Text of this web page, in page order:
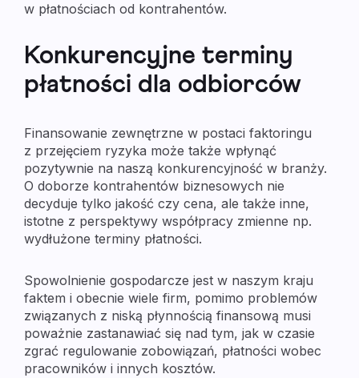
w płatnościach od kontrahentów.
Konkurencyjne terminy
płatności dla odbiorców
Finansowanie zewnętrzne w postaci faktoringu
z przejęciem ryzyka może także wpłynąć
pozytywnie na naszą konkurencyjność w branży.
O doborze kontrahentów biznesowych nie
decyduje tylko jakość czy cena, ale także inne,
istotne z perspektywy współpracy zmienne np.
wydłużone terminy płatności.
Spowolnienie gospodarcze jest w naszym kraju
faktem i obecnie wiele firm, pomimo problemów
związanych z niską płynnością finansową musi
poważnie zastanawiać się nad tym, jak w czasie
zgrać regulowanie zobowiązań, płatności wobec
pracowników i innych kosztów.